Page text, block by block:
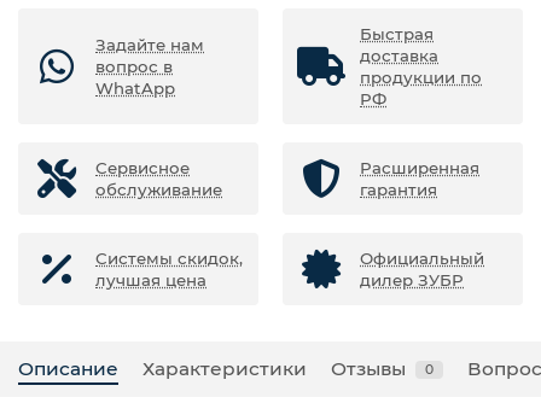
Задайте нам
вопрос в
WhatApp
Быстрая
доставка
продукции по
РФ
Сервисное
обслуживание
Расширенная
гарантия
Системы скидок,
лучшая цена
Официальный
дилер ЗУБР
Описание Характеристики Отзывы 0